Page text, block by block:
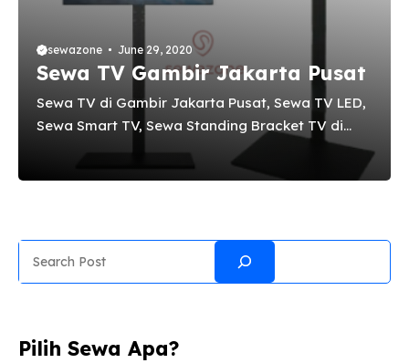
sewazone June 29, 2020
Sewa TV Gambir Jakarta Pusat
Sewa TV di Gambir Jakarta Pusat, Sewa TV LED,
Sewa Smart TV, Sewa Standing Bracket TV di
Gambir Jakarta Pusat sewanya di sewazone aja.
Sewa TV dengan berbagai ukuran 32 inchi, 42
Whatsapp / Call 0898 9955 477. Harga Sewa
TV Gambir Jakarta Pusat TV dijamin memiliki
kualitas terbaik dan harga sewa murah, berikut
Pilih Sewa Apa?